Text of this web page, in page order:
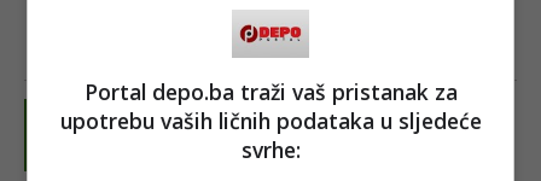
Portal depo.ba traži vaš pristanak za
upotrebu vaših ličnih podataka u sljedeće
svrhe: